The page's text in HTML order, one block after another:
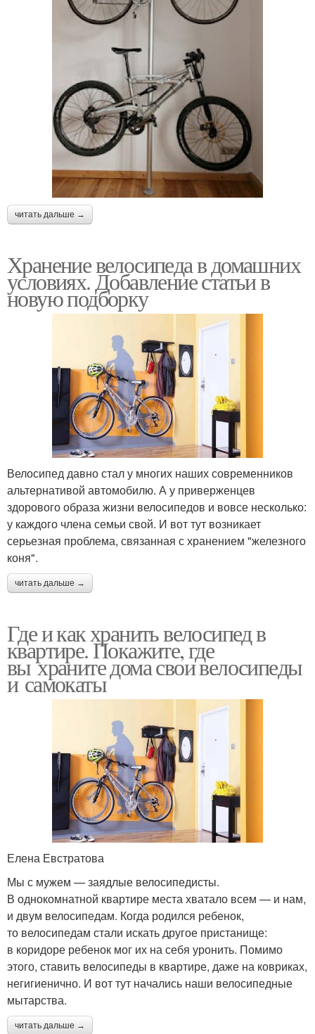
читать дальше →
Хранение велосипеда в домашних
условиях. Добавление статьи в
новую подборку
Велосипед давно стал у многих наших современников
альтернативой автомобилю. А у приверженцев
здорового образа жизни велосипедов и вовсе несколько:
у каждого члена семьи свой. И вот тут возникает
серьезная проблема, связанная с хранением "железного
коня".
читать дальше →
Где и как хранить велосипед в
квартире. Покажите, где
вы храните дома свои велосипеды
и самокаты
Елена Евстратова
Мы с мужем — заядлые велосипедисты.
В однокомнатной квартире места хватало всем — и нам,
и двум велосипедам. Когда родился ребенок,
то велосипедам стали искать другое пристанище:
в коридоре ребенок мог их на себя уронить. Помимо
этого, ставить велосипеды в квартире, даже на ковриках,
негигиенично. И вот тут начались наши велосипедные
мытарства.
читать дальше →